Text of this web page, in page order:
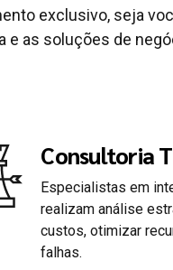
exclusivo, seja
e as soluções de
Consultoria
Especialistas em
realizam análise
custos, otimizar
falhas.